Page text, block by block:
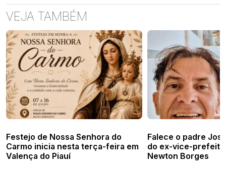
VEJA TAMBÉM
Festejo de Nossa Senhora do
Carmo inicia nesta terça-feira em
Valença do Piauí
Falece o padre
do ex-vice-prefeito
Newton Borges